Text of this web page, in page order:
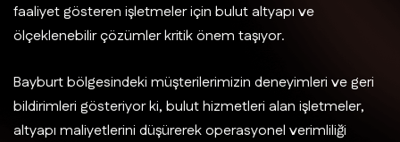
faaliyet gösteren işletmeler için bulut altyapı ve
ölçeklenebilir çözümler kritik önem taşıyor.
Bayburt bölgesindeki müşterilerimizin deneyimleri ve geri
bildirimleri gösteriyor ki, bulut hizmetleri alan işletmeler,
altyapı maliyetlerini düşürerek operasyonel verimliliği